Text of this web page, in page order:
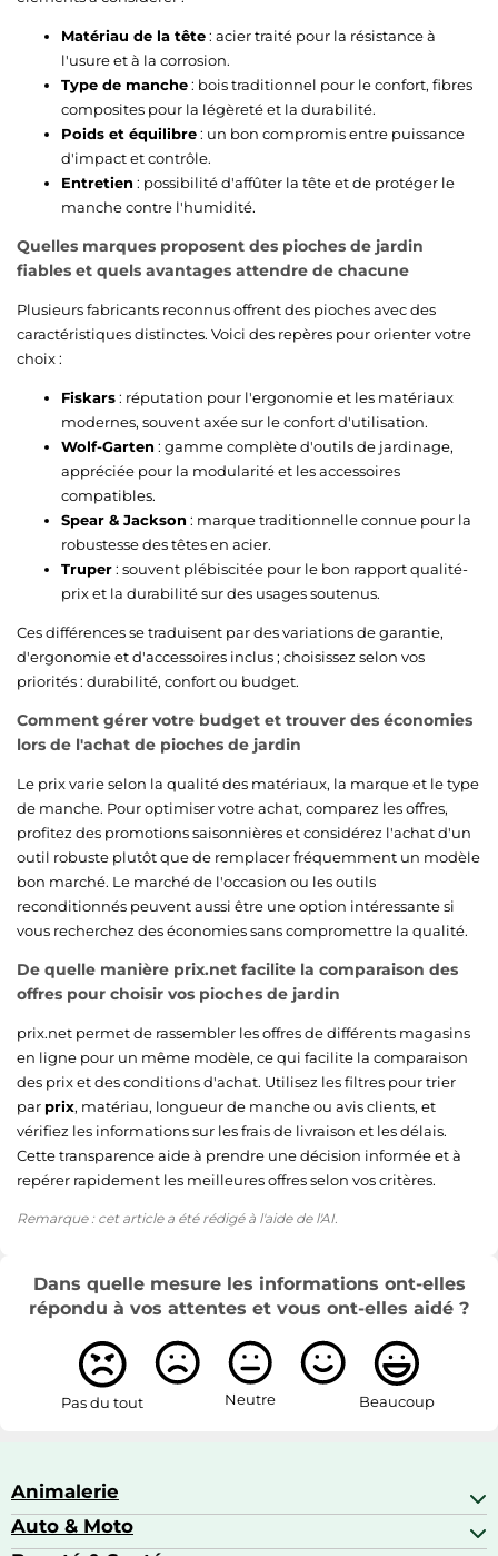
Matériau de la tête: acier traité pour la résistance à
l'usure et à la corrosion.
Type de manche: bois traditionnel pour le confort, fibres
composites pour la légèreté et la durabilité.
Poids et équilibre: un bon compromis entre puissance
d'impact et contrôle.
Entretien: possibilité d'affûter la tête et de protéger le
manche contre l'humidité.
Quelles marques proposent des pioches de jardin
fiables et quels avantages attendre de chacune
Plusieurs fabricants reconnus offrent des pioches avec des
caractéristiques distinctes. Voici des repères pour orienter votre
choix :
Fiskars: réputation pour l'ergonomie et les matériaux
modernes, souvent axée sur le confort d'utilisation.
Wolf-Garten: gamme complète d'outils de jardinage,
appréciée pour la modularité et les accessoires
compatibles.
Spear & Jackson: marque traditionnelle connue pour la
robustesse des têtes en acier.
Truper: souvent plébiscitée pour le bon rapport qualité-
prix et la durabilité sur des usages soutenus.
Ces différences se traduisent par des variations de garantie,
d'ergonomie et d'accessoires inclus ; choisissez selon vos
priorités : durabilité, confort ou budget.
Comment gérer votre budget et trouver des économies
lors de l'achat de pioches de jardin
Le prix varie selon la qualité des matériaux, la marque et le type
de manche. Pour optimiser votre achat, comparez les offres,
profitez des promotions saisonnières et considérez l'achat d'un
outil robuste plutôt que de remplacer fréquemment un modèle
bon marché. Le marché de l'occasion ou les outils
reconditionnés peuvent aussi être une option intéressante si
vous recherchez des économies sans compromettre la qualité.
De quelle manière prix.net facilite la comparaison des
offres pour choisir vos pioches de jardin
prix.net permet de rassembler les offres de différents magasins
en ligne pour un même modèle, ce qui facilite la comparaison
des prix et des conditions d'achat. Utilisez les filtres pour trier
par prix, matériau, longueur de manche ou avis clients, et
vérifiez les informations sur les frais de livraison et les délais.
Cette transparence aide à prendre une décision informée et à
repérer rapidement les meilleures offres selon vos critères.
Remarque : cet article a été rédigé à l'aide de l'AI.
Dans quelle mesure les informations ont-elles
répondu à vos attentes et vous ont-elles aidé ?
Pas du tout Neutre Beaucoup
Animalerie
Abris pour animaux sauvages
Auto & Moto